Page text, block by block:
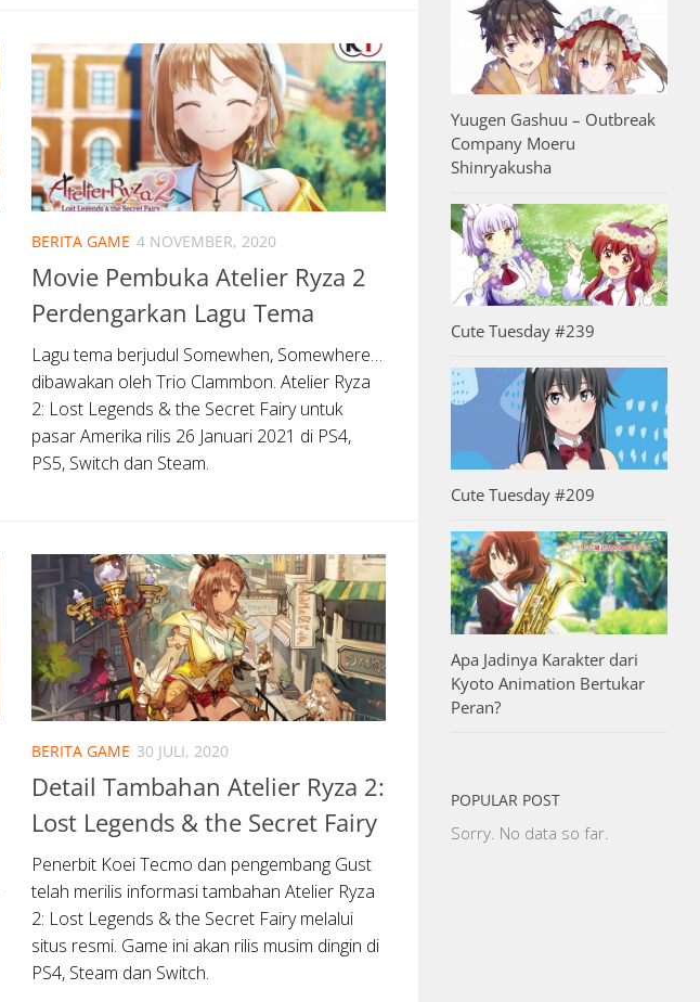
BERITA GAME 4 NOVEMBER, 2020
Movie Pembuka Atelier Ryza 2
Perdengarkan Lagu Tema
Lagu tema berjudul Somewhen, Somewhere…
dibawakan oleh Trio Clammbon. Atelier Ryza
2: Lost Legends & the Secret Fairy untuk
pasar Amerika rilis 26 Januari 2021 di PS4,
PS5, Switch dan Steam.
BERITA GAME 30 JULI, 2020
Detail Tambahan Atelier Ryza 2:
Lost Legends & the Secret Fairy
Penerbit Koei Tecmo dan pengembang Gust
telah merilis informasi tambahan Atelier Ryza
2: Lost Legends & the Secret Fairy melalui
situs resmi. Game ini akan rilis musim dingin di
PS4, Steam dan Switch.
Yuugen Gashuu – Outbreak
Company Moeru
Shinryakusha
Cute Tuesday #239
Cute Tuesday #209
Apa Jadinya Karakter dari
Kyoto Animation Bertukar
Peran?
POPULAR POST
Sorry. No data so far.